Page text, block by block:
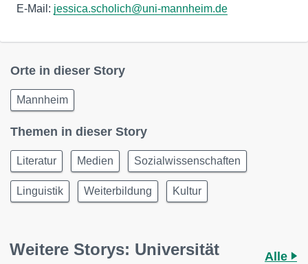
E-Mail: jessica.scholich@uni-mannheim.de
Orte in dieser Story
Mannheim
Themen in dieser Story
Literatur Medien Sozialwissenschaften
Linguistik Weiterbildung Kultur
Weitere Storys: Universität
Alle